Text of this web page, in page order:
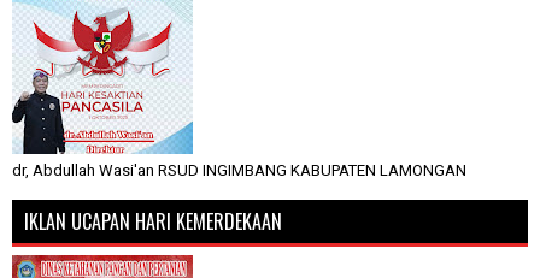
dr, Abdullah Wasi'an RSUD INGIMBANG KABUPATEN LAMONGAN
IKLAN UCAPAN HARI KEMERDEKAAN